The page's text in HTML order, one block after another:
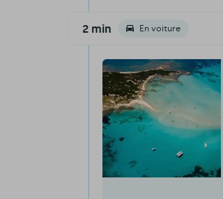
2 min En voiture